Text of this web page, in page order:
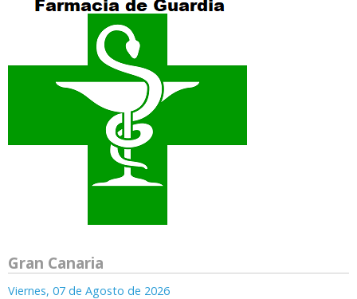
Gran Canaria
Viernes, 07 de Agosto de 2026